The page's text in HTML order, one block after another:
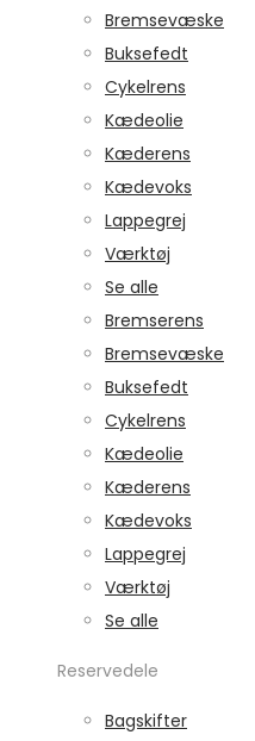
Bremsevæske
Buksefedt
Cykelrens
Kædeolie
Kæderens
Kædevoks
Lappegrej
Værktøj
Se alle
Bremserens
Bremsevæske
Buksefedt
Cykelrens
Kædeolie
Kæderens
Kædevoks
Lappegrej
Værktøj
Se alle
Reservedele
Bagskifter